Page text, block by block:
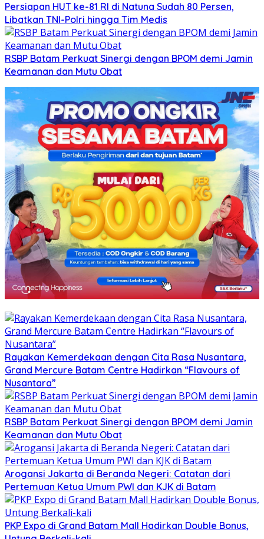
Persiapan HUT ke-81 RI di Natuna Sudah 80 Persen,
Libatkan TNI-Polri hingga Tim Medis
RSBP Batam Perkuat Sinergi dengan BPOM demi Jamin
Keamanan dan Mutu Obat
Rayakan Kemerdekaan dengan Cita Rasa Nusantara,
Grand Mercure Batam Centre Hadirkan “Flavours of
Nusantara”
RSBP Batam Perkuat Sinergi dengan BPOM demi Jamin
Keamanan dan Mutu Obat
Arogansi Jakarta di Beranda Negeri: Catatan dari
Pertemuan Ketua Umum PWI dan KJK di Batam
PKP Expo di Grand Batam Mall Hadirkan Double Bonus,